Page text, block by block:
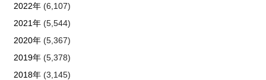
2022年(6,107)
2021年(5,544)
2020年(5,367)
2019年(5,378)
2018年(3,145)